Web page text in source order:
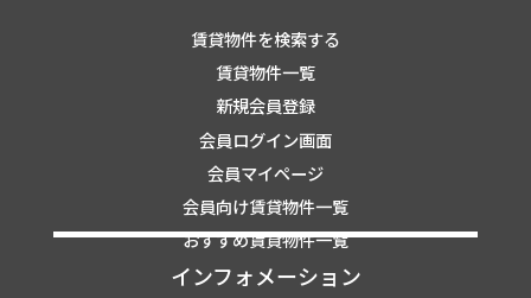
賃貸物件を検索する
賃貸物件一覧
新規会員登録
会員ログイン画面
会員マイページ
会員向け賃貸物件一覧
おすすめ賃貸物件一覧
インフォメーション